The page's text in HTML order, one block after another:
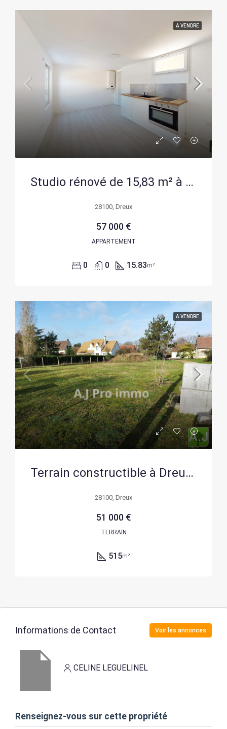
A VENDRE
Studio rénové de 15,83 m² à Dreux – Idéal investissement locatif ou premier achat
28100, Dreux
57 000 €
APPARTEMENT
0 0 15.83m²
A VENDRE
Terrain constructible à Dreux – Environnement calme et exposition sud
28100, Dreux
51 000 €
TERRAIN
515m²
Informations de Contact Voir les annonces
CELINE LEGUELINEL
Renseignez-vous sur cette propriété